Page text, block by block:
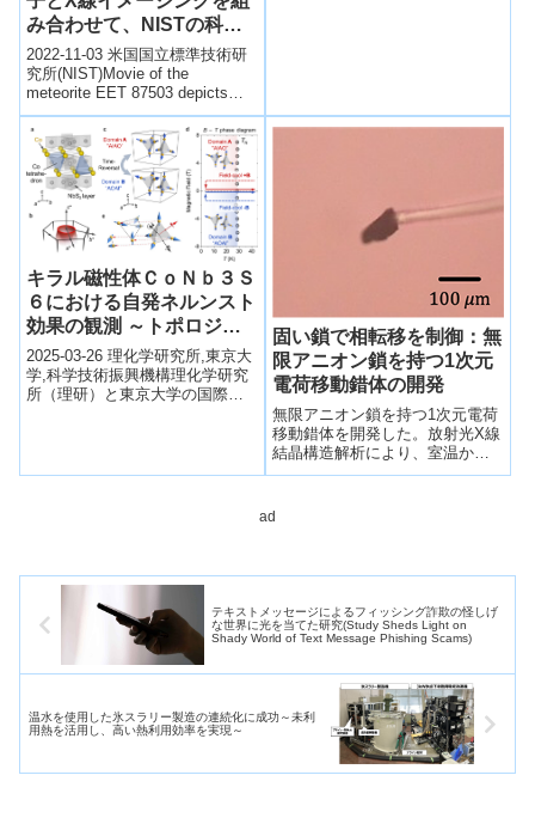
み合わせて、NISTの科学
者が隕石を研究し、地球が
どうやって水を獲得したか
の謎に迫る(Research on
the Rocks: Combining
Neutrons and X-Ray
Imaging, NIST Scientists
Study Meteorites to
Explore the Mystery of
How Earth Acquired Its
Water)
2022-11-03 米国国立標準技術研
究所(NIST)Movie of the
meteorite EET 87503 depicts
overlay of ...
キラル磁性体ＣｏＮｂ３Ｓ
６における自発ネルンスト
効果の観測 ～トポロジカ
ルスピン構造による効率的
エネルギー変換技術へ～
2025-03-26 理化学研究所,東京大
学,科学技術振興機構​理化学研究
所（理研）と東京大学の国際共
固い鎖で相転移を制御：無
限アニオン鎖を持つ1次元
電荷移動錯体の開発
無限アニオン鎖を持つ1次元電荷
移動錯体を開発した。放射光X線
結晶構造解析により、室温から
低温までの結晶構造を決定し、
造が低温まで保持されているこ
ad
テキストメッセージによるフィッシング詐欺の怪しげ
な世界に光を当てた研究(Study Sheds Light on
Shady World of Text Message Phishing Scams)
温水を使用した氷スラリー製造の連続化に成功～未利
用熱を活用し、高い熱利用効率を実現～